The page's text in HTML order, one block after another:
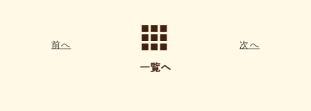
前へ 次へ